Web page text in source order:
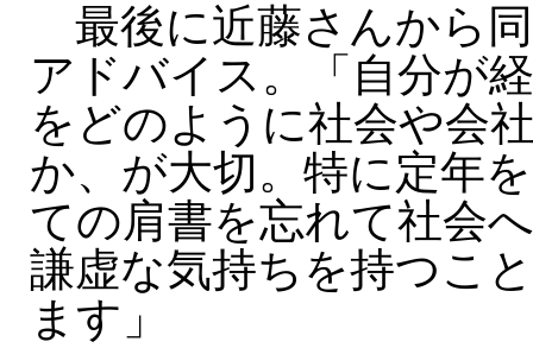
最後に近藤さんから
アドバイス。「自分が
をどのように社会や会
か、が大切。特に定年
ての肩書を忘れて社会
謙虚な気持ちを持つこ
ます」